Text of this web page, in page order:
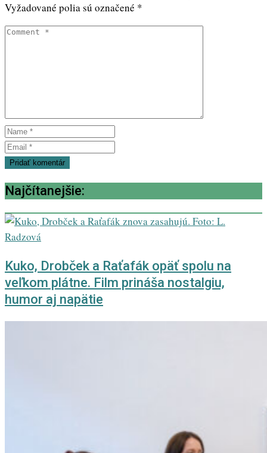
Vyžadované polia sú označené *
Najčítanejšie:
Kuko, Drobček a Raťafák opäť spolu na
veľkom plátne. Film prináša nostalgiu,
humor aj napätie